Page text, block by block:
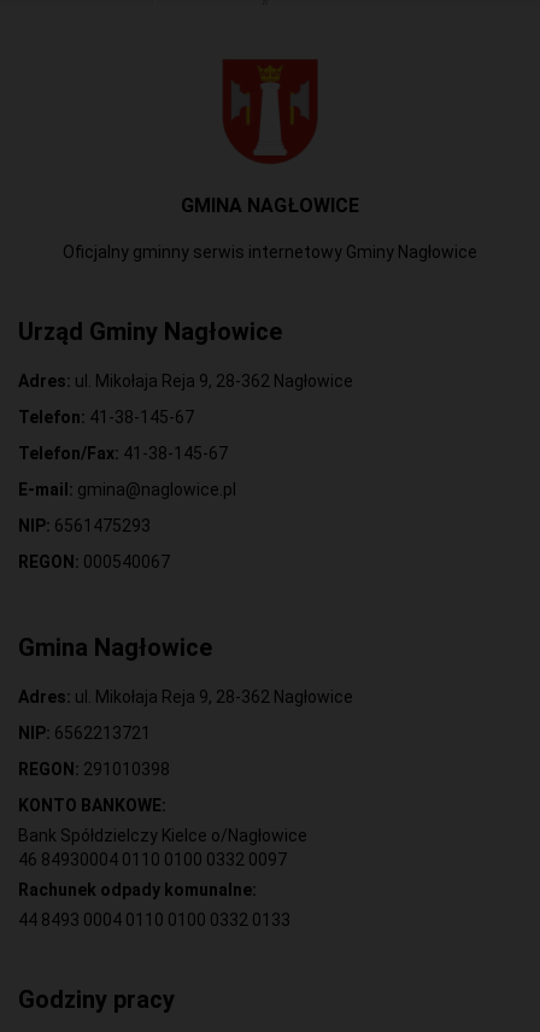
GMINA NAGŁOWICE
Oficjalny gminny serwis internetowy Gminy Nagłowice
Urząd Gminy Nagłowice
Adres: ul. Mikołaja Reja 9, 28-362 Nagłowice
Telefon: 41-38-145-67
Telefon/Fax: 41-38-145-67
E-mail: gmina@naglowice.pl
NIP: 6561475293
REGON: 000540067
Gmina Nagłowice
Adres: ul. Mikołaja Reja 9, 28-362 Nagłowice
NIP: 6562213721
REGON: 291010398
KONTO BANKOWE:
Bank Spółdzielczy Kielce o/Nagłowice
46 84930004 0110 0100 0332 0097
Rachunek odpady komunalne:
44 8493 0004 0110 0100 0332 0133
Godziny pracy